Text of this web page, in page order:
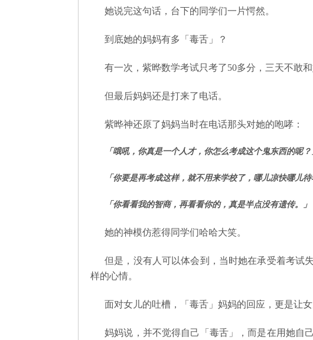
她说完这句话，台下的同学们一片愕然。
到底她的妈妈有多「毒舌」？
有一次，紫晔数学考试只考了50多分，三天不敢和
但最后妈妈还是打来了电话。
紫晔神还原了妈妈当时在电话那头对她的咆哮：
「哦吼，你真是一个人才，你怎么考成这个鬼东西的呢？
「你要是再考成这样，就不用来学校了，哪儿凉快哪儿待
「你看看我的智商，再看看你的，真是半点没有遗传。」
她的神模仿惹得同学们哈哈大笑。
但是，没有人可以体会到，当时她在承受着考试
样的心情。
面对女儿的吐槽，「毒舌」妈妈的回应，更是让
妈妈说，并不觉得自己「毒舌」，而是在用她自